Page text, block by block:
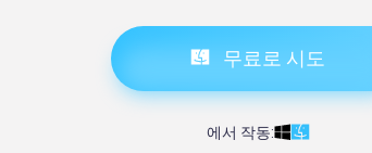
무료로 시도
에서 작동: